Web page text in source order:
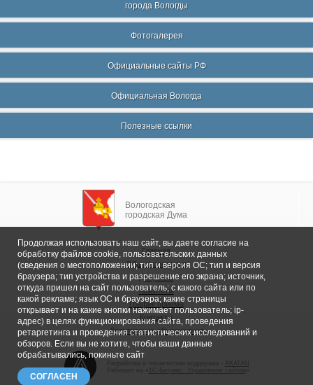
города Вологды
Фотогалерея
Официальные сайты РФ
Официальная Вологда
Полезные ссылки
Вологодская
городская Дума
Главная
Общие сведения
Депутаты
Комитеты
График приема
Контакты
Депутатские объединения
1С-Битрикс: Управление сайтом
Продолжая использовать наш сайт, вы даете согласие на
обработку файлов cookie, пользовательских данных
(сведения о местоположении; тип и версия ОС; тип и версия
браузера; тип устройства и разрешение его экрана; источник,
откуда пришел на сайт пользователь; с какого сайта или по
какой рекламе; язык ОС и браузера; какие страницы
открывает и на какие кнопки нажимает пользователь; ip-
адрес) в целях функционирования сайта, проведения
ретаргетинга и проведения статистических исследований и
обзоров. Если вы не хотите, чтобы ваши данные
обрабатывались, покиньте сайт
СОГЛАСЕН